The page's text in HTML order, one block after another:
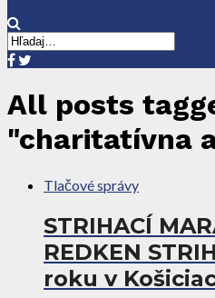
All posts
"charitatívna
Tlačové správy
STRIHACÍ
REDKEN
roku v